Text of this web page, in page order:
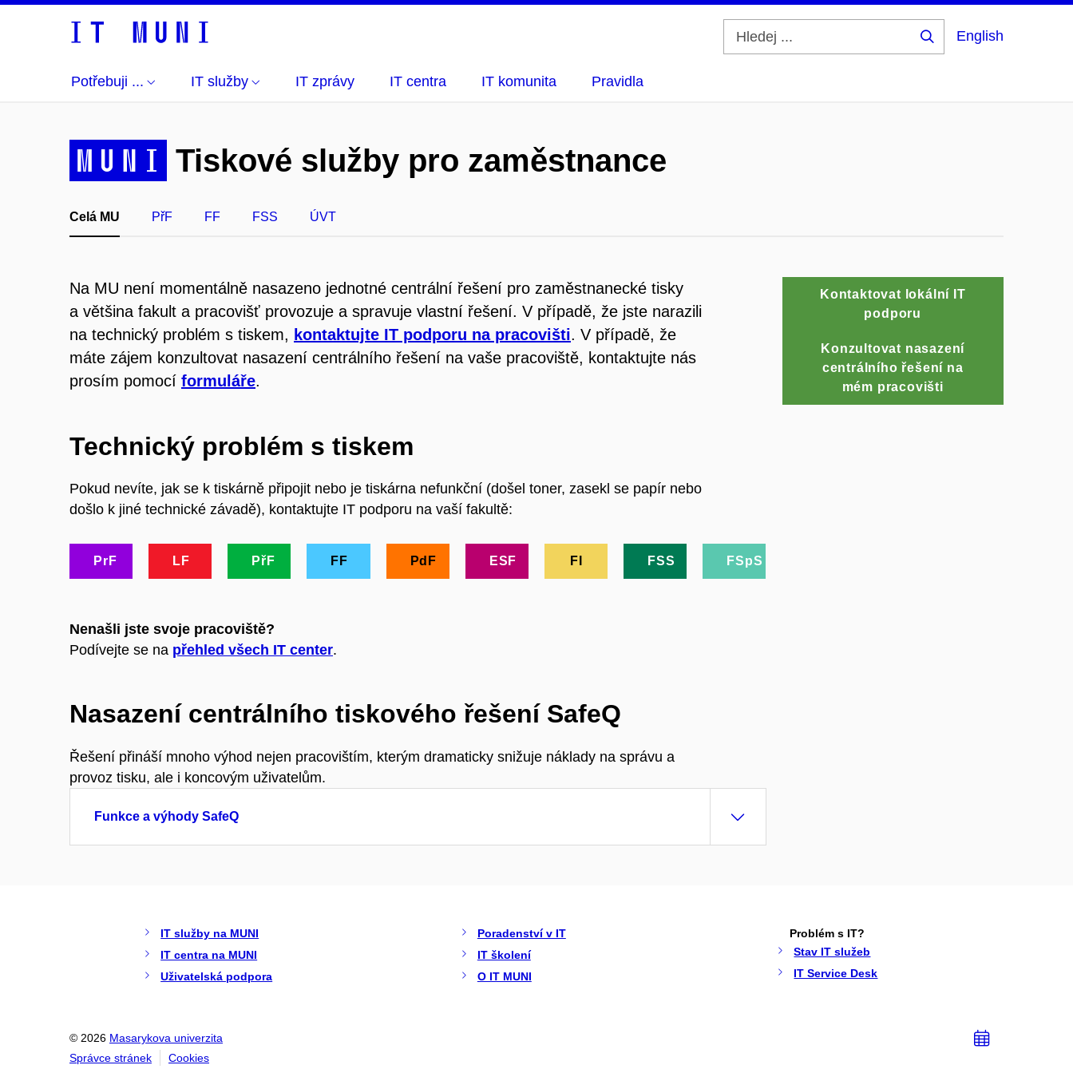
English
Potřebuji ... IT služby IT zprávy IT centra IT komunita Pravidla
MUNI Tiskové služby pro zaměstnance
Celá MU PřF FF FSS ÚVT
Na MU není momentálně nasazeno jednotné centrální řešení pro zaměstnanecké tisky
a většina fakult a pracovišť provozuje a spravuje vlastní řešení. V případě, že jste narazili
na technický problém s tiskem, kontaktujte IT podporu na pracovišti. V případě, že
máte zájem konzultovat nasazení centrálního řešení na vaše pracoviště, kontaktujte nás
prosím pomocí formuláře.
Technický problém s tiskem
Pokud nevíte, jak se k tiskárně připojit nebo je tiskárna nefunkční (došel toner, zasekl se papír nebo
došlo k jiné technické závadě), kontaktujte IT podporu na vaší fakultě:
PrF LF PřF FF PdF ESF FI FSS FSpS
Nenašli jste svoje pracoviště?
Podívejte se na přehled všech IT center.
Nasazení centrálního tiskového řešení SafeQ
Řešení přináší mnoho výhod nejen pracovištím, kterým dramaticky snižuje náklady na správu a
provoz tisku, ale i koncovým uživatelům.
Funkce a výhody SafeQ
Kontaktovat lokální IT
podporu
Konzultovat nasazení
centrálního řešení na
mém pracovišti
IT služby na MUNI
IT centra na MUNI
Uživatelská podpora
Poradenství v IT
IT školení
O IT MUNI
Problém s IT?
Stav IT služeb
IT Service Desk
© 2026 Masarykova univerzita
Správce stránek
Cookies
Přidat